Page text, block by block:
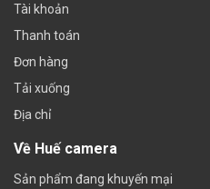
Tài khoản
Thanh toán
Đơn hàng
Tải xuống
Địa chỉ
Về Huế camera
Sản phẩm đang khuyến mại